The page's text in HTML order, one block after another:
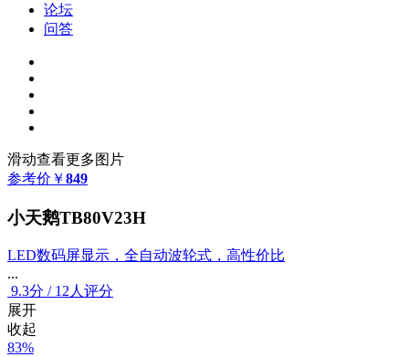
论坛
问答
滑动查看更多图片
参考价 ￥849
小天鹅TB80V23H
LED数码屏显示，全自动波轮式，高性价比
...
9.3分 / 12人评分
展开
收起
83%